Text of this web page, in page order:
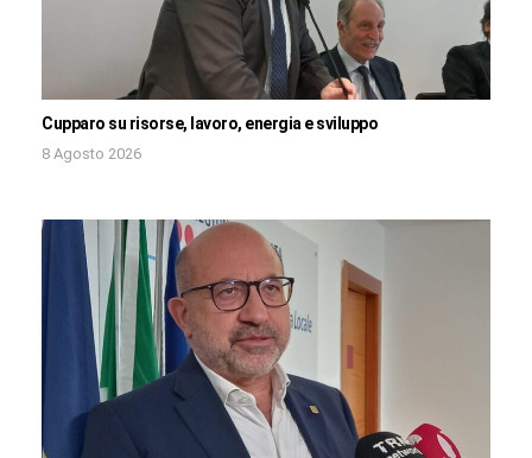
Cupparo su risorse, lavoro, energia e sviluppo
8 Agosto 2026